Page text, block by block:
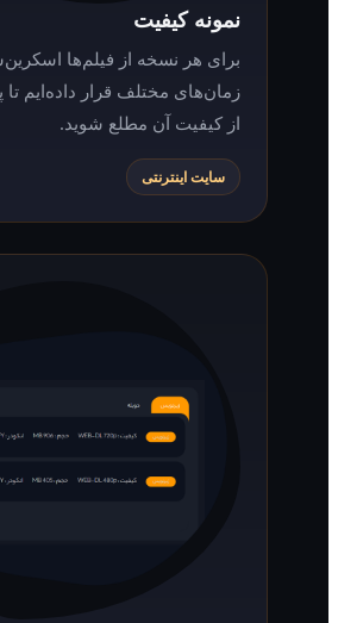
نمونه کیفیت
برای هر نسخه از فیلم‌ها اسکرین‌شات‌هایی از
زمان‌های مختلف قرار داده‌ایم تا پیش از
از کیفیت آن مطلع شوید.
سایت اینترنتی